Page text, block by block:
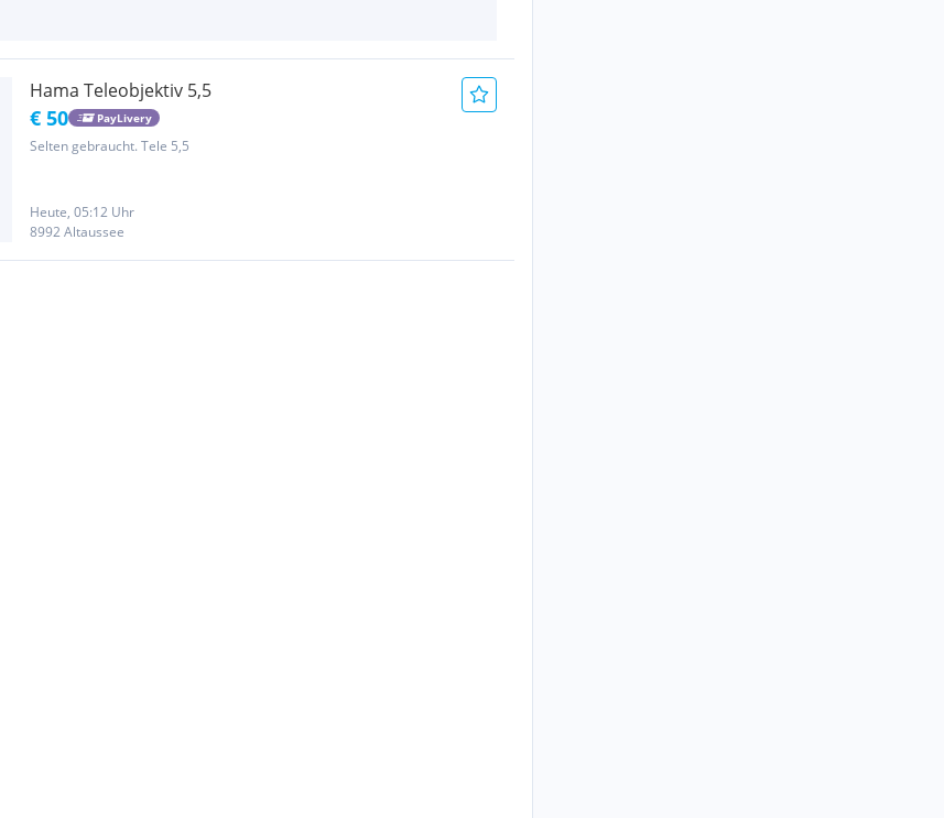
Hama Teleobjektiv 5,5
€ 50 PayLivery
Selten gebraucht. Tele 5,5
Heute, 05:12 Uhr
8992 Altaussee